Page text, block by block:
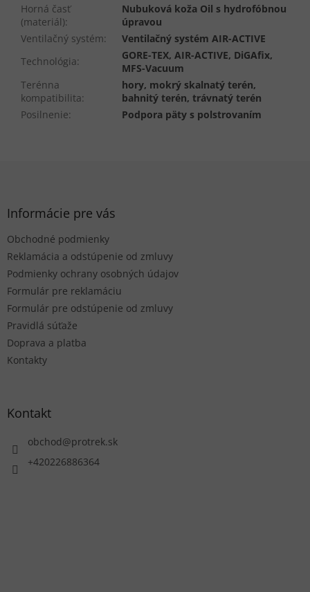
Horná časť
(materiál):
Nubuková koža Oil s hydrofóbnou
úpravou
Ventilačný systém:
Ventilačný systém AIR-ACTIVE
Technológia:
GORE-TEX, AIR-ACTIVE, DiGAfix,
MFS-Vacuum
Terénna
kompatibilita:
hory, mokrý skalnatý terén,
bahnitý terén, trávnatý terén
Posilnenie: Podpora päty s polstrovaním
Informácie pre vás
Obchodné podmienky
Reklamácia a odstúpenie od zmluvy
Podmienky ochrany osobných údajov
Formulár pre reklamáciu
Formulár pre odstúpenie od zmluvy
Pravidlá súťaže
Doprava a platba
Kontakty
Kontakt
obchod@protrek.sk
+420226886364